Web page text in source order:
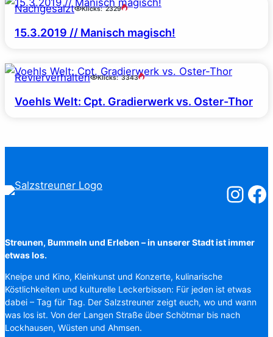
Nachgesalzt Klicks: 2329
15.3.2019 // Manisch magisch!
Revierverhalten Klicks: 3343
Voehls Welt: Cpt. Gradierwerk vs. Oster-Thor
Streunen, Bummeln und Erleben – in unserer Stadt ist immer
etwas los.
Kneipe und Kino, Kleinkunst und Konzerte, kulinarische
Köstlichkeiten und kulturelle Leckerbissen: Für jeden ist etwas
dabei – Tag für Tag. Der Salzstreuner zeigt euch, wo und wann
was los ist. Von der Langen Straße über Schötmar bis nach
Lockhausen, Wüsten und Ahmsen.